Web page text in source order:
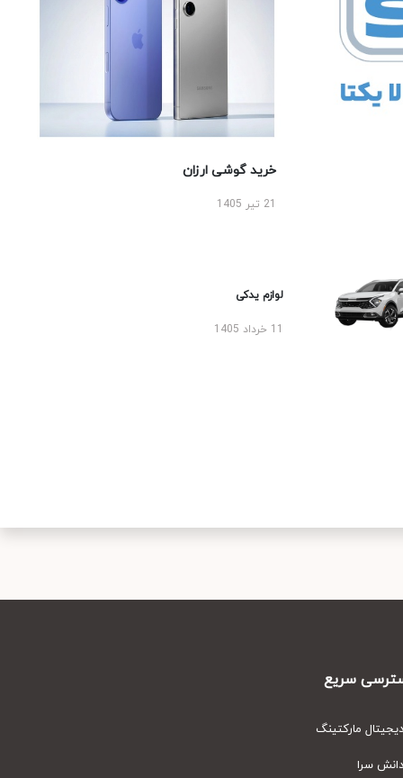
خرید گوشی ارزان
لوازم یدکی